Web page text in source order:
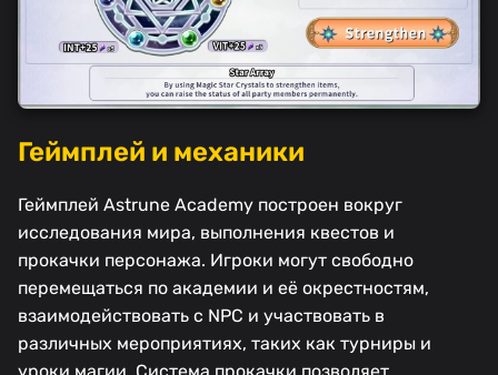
Геймплей и механики
Геймплей Astrune Academy построен вокруг
исследования мира, выполнения квестов и
прокачки персонажа. Игроки могут свободно
перемещаться по академии и её окрестностям,
взаимодействовать с NPC и участвовать в
различных мероприятиях, таких как турниры и